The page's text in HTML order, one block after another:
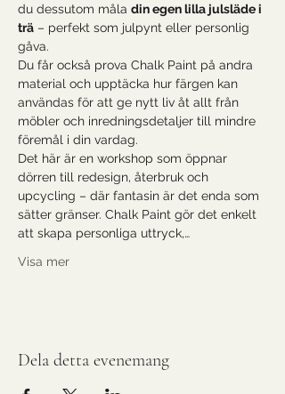
du dessutom måla din egen lilla julsläde i
trä – perfekt som julpynt eller personlig
gåva.
Du får också prova Chalk Paint på andra
material och upptäcka hur färgen kan
användas för att ge nytt liv åt allt från
möbler och inredningsdetaljer till mindre
föremål i din vardag.
Det här är en workshop som öppnar
dörren till redesign, återbruk och
upcycling – där fantasin är det enda som
sätter gränser. Chalk Paint gör det enkelt
att skapa personliga uttryck,…
Visa mer
Dela detta evenemang